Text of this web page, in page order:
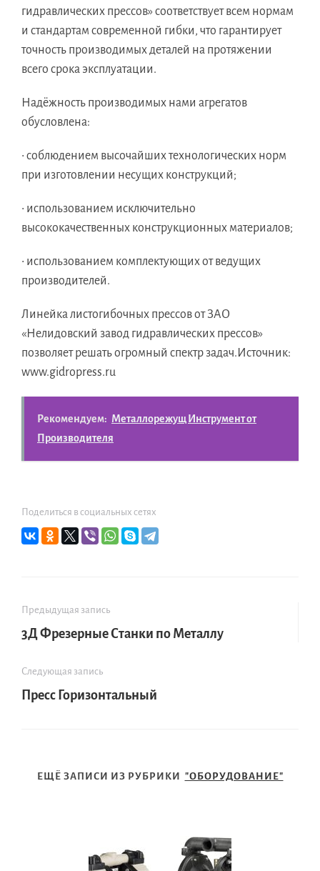
гидравлических прессов» соответствует всем нормам
и стандартам современной гибки, что гарантирует
точность производимых деталей на протяжении
всего срока эксплуатации.
Надёжность производимых нами агрегатов
обусловлена:
• соблюдением высочайших технологических норм
при изготовлении несущих конструкций;
• использованием исключительно
высококачественных конструкционных материалов;
• использованием комплектующих от ведущих
производителей.
Линейка листогибочных прессов от ЗАО
«Нелидовский завод гидравлических прессов»
позволяет решать огромный спектр задач.Источник:
www.gidropress.ru
Рекомендуем: Металлорежущ Инструмент от
Производителя
Поделиться в социальных сетях
Предыдущая запись
3Д Фрезерные Станки по Металлу
Следующая запись
Пресс Горизонтальный
ЕЩЁ ЗАПИСИ ИЗ РУБРИКИ "ОБОРУДОВАНИЕ"